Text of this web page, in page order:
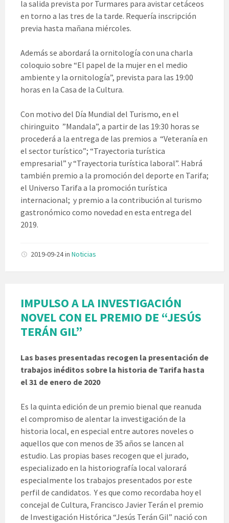
la salida prevista por Turmares para avistar cetáceos
en torno a las tres de la tarde. Requería inscripción
previa hasta mañana miércoles.
Además se abordará la ornitología con una charla
coloquio sobre “El papel de la mujer en el medio
ambiente y la ornitología”, prevista para las 19:00
horas en la Casa de la Cultura.
Con motivo del Día Mundial del Turismo, en el
chiringuito ”Mandala”, a partir de las 19:30 horas se
procederá a la entrega de las premios a “Veteranía en
el sector turístico”; “Trayectoria turística
empresarial” y “Trayectoria turística laboral”. Habrá
también premio a la promoción del deporte en Tarifa;
el Universo Tarifa a la promoción turística
internacional; y premio a la contribución al turismo
gastronómico como novedad en esta entrega del
2019.
2019-09-24in Noticias
IMPULSO A LA INVESTIGACIÓN
NOVEL CON EL PREMIO DE “JESÚS
TERÁN GIL”
Las bases presentadas recogen la presentación de
trabajos inéditos sobre la historia de Tarifa hasta
el 31 de enero de 2020
Es la quinta edición de un premio bienal que reanuda
el compromiso de alentar la investigación de la
historia local, en especial entre autores noveles o
aquellos que con menos de 35 años se lancen al
estudio. Las propias bases recogen que el jurado,
especializado en la historiografía local valorará
especialmente los trabajos presentados por este
perfil de candidatos. Y es que como recordaba hoy el
concejal de Cultura, Francisco Javier Terán el premio
de Investigación Histórica “Jesús Terán Gil” nació con